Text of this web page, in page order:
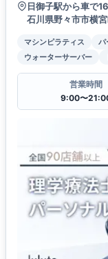
日御子駅から車で
石川県野々市市横
マシンピラティス パ
ウォーターサーバー
営業時間
9:00〜